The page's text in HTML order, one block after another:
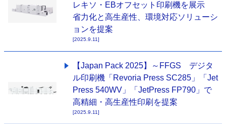
レキソ・EBオフセット印刷機を展示
省力化と高生産性、環境対応ソリューシ
ョンを提案
[2025.9.11]
【Japan Pack 2025】～FFGS デジタ
ル印刷機「Revoria Press SC285」「Jet
Press 540WV」「JetPress FP790」で
高精細・高生産性印刷を提案
[2025.9.11]